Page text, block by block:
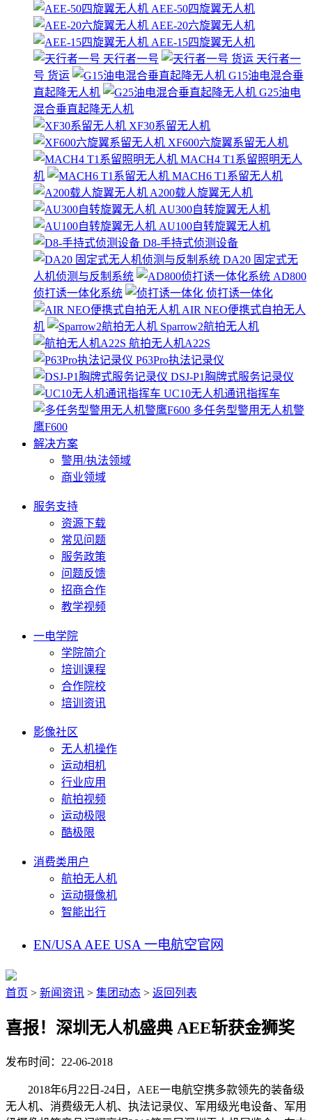
AEE-50四旋翼无人机
AEE-20六旋翼无人机
AEE-15四旋翼无人机
天行者一号
天行者一
号 货运
G15油电混合垂
直起降无人机
G25油电
混合垂直起降无人机
XF30系留无人机
XF600六旋翼系留无人机
MACH4 T1系留照明无人
机
MACH6 T1系留无人机
A200载人旋翼无人机
AU300自转旋翼无人机
AU100自转旋翼无人机
D8-手持式侦测设备
DA20 固定式无
人机侦测与反制系统
AD800
侦打诱一体化系统
侦打诱一体化
AIR NEO便携式自拍无人
机
Sparrow2航拍无人机
航拍无人机A22S
P63Pro执法记录仪
DSJ-P1胸牌式服务记录仪
UC10无人机通讯指挥车
多任务型警用无人机警
鹰F600
解决方案
警用/执法领域
商业领域
服务支持
资源下载
常见问题
服务政策
问题反馈
招商合作
教学视频
一电学院
学院简介
培训课程
合作院校
培训资讯
影像社区
无人机操作
运动相机
行业应用
航拍视频
运动极限
酷极限
消费类用户
航拍无人机
运动摄像机
智能出行
EN/USA AEE USA 一电航空官网
首页 > 新闻资讯 > 集团动态 > 返回列表
喜报！深圳无人机盛典 AEE斩获金狮奖
发布时间：22-06-2018
2018年6月22日-24日，AEE一电航空携多款领先的装备级
无人机、消费级无人机、执法记录仪、军用级光电设备、军用